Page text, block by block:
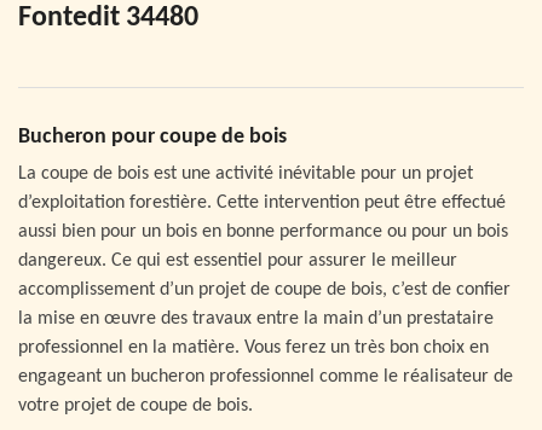
Fontedit 34480
Bucheron pour coupe de bois
La coupe de bois est une activité inévitable pour un projet
d’exploitation forestière. Cette intervention peut être effectué
aussi bien pour un bois en bonne performance ou pour un bois
dangereux. Ce qui est essentiel pour assurer le meilleur
accomplissement d’un projet de coupe de bois, c’est de confier
la mise en œuvre des travaux entre la main d’un prestataire
professionnel en la matière. Vous ferez un très bon choix en
engageant un bucheron professionnel comme le réalisateur de
votre projet de coupe de bois.